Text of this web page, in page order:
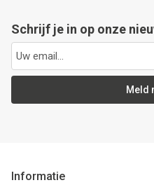
Schrijf je in op onze
Meld
Informatie